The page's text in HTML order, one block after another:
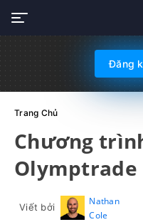
Đăng
Trang Chủ
Chương
Olymptrade
Viết bởi
Nathan
Cole